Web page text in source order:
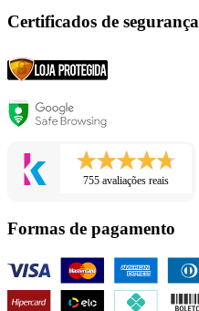
Certificados de segurança
755 avaliações reais
Formas de pagamento